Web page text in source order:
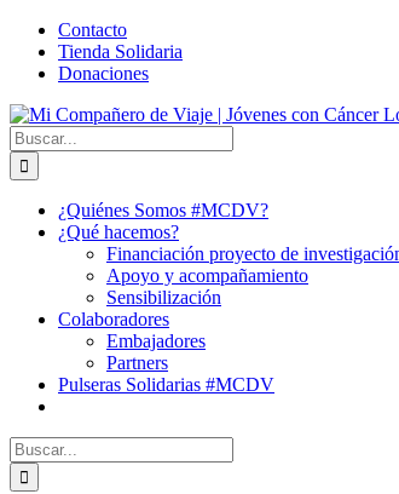
Saltar
contenido
Facebook
YouTube
Instagram
Correo
electrónico
WhatsAppContacto
Tienda Solidaria
Donaciones
Buscar:
¿Quiénes Somos #MCDV?
¿Qué hacemos?
Financiación proyecto de
Apoyo y acompañamiento
Sensibilización
Colaboradores
Embajadores
Partners
Pulseras Solidarias #MCDV
Buscar: